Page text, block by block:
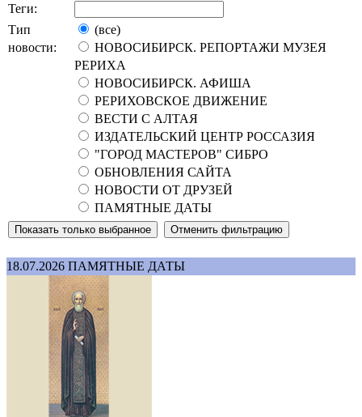
Теги:
Тип
новости:
(все)
НОВОСИБИРСК. РЕПОРТАЖИ МУЗЕЯ
РЕРИХА
НОВОСИБИРСК. АФИША
РЕРИХОВСКОЕ ДВИЖЕНИЕ
ВЕСТИ С АЛТАЯ
ИЗДАТЕЛЬСКИЙ ЦЕНТР РОССАЗИЯ
"ГОРОД МАСТЕРОВ" СИБРО
ОБНОВЛЕНИЯ САЙТА
НОВОСТИ ОТ ДРУЗЕЙ
ПАМЯТНЫЕ ДАТЫ
18.07.2026 ПАМЯТНЫЕ ДАТЫ